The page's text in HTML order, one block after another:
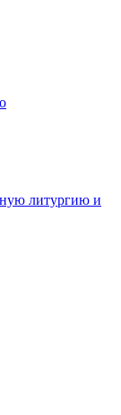
литургию и